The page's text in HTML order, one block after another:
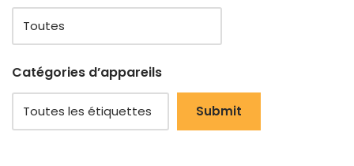
Catégories d’appareils